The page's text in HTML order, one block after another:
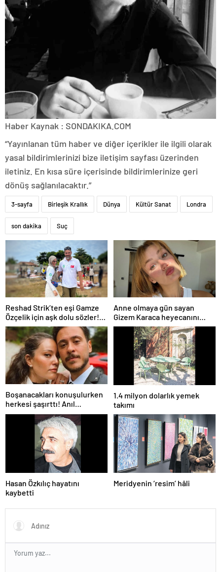
Haber Kaynak : SONDAKIKA.COM
“Yayınlanan tüm haber ve diğer içerikler ile ilgili olarak
yasal bildirimlerinizi bize iletişim sayfası üzerinden
iletiniz. En kısa süre içerisinde bildirimlerinize geri
dönüş sağlanılacaktır.”
3-sayfa Birleşik Krallık Dünya Kültür Sanat Londra
son dakika Suç
Reshad Strik’ten eşi Gamze
Özçelik için aşk dolu sözler!
“Benim cennetim…”
Anne olmaya gün sayan
Gizem Karaca heyecanını
paylaştı! “Senelerdir annelik
yapıyorum ama bu sene
farklı…”
Boşanacakları konuşulurken
herkesi şaşırttı! Anıl
Altan’dan Pelin Akil’e
duygusal Anneler Günü
1.4 milyon dolarlık yemek
takımı
Hasan Özkılıç hayatını
kaybetti
Meridyenin ‘resim’ hâli